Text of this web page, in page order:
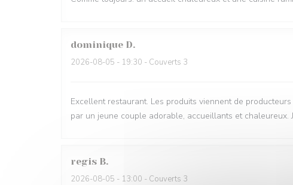
dominique D
2026-08-05 - 19:30 - Couverts 3
Excellent restaurant. Les produits viennent de
par un jeune couple adorable, accueillants et chaleureux.
regis B
2026-08-05 - 13:00 - Couverts 3